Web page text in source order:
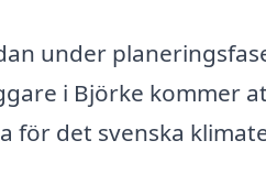
under
i Björke kommer
för det svenska